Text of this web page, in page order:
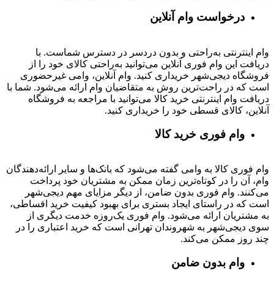
درخواست وام آنلاین
وام اینترنتی به‌راحتی و بدون دردسر در دسترس شماست. با
دریافت این وام فوری آنلاین می‌توانید به‌راحتی کالای خود را از
فروشگاه دیجی‌شهر خریداری کنید. وام آنلاین، وامی غیرحضوری
است که در راحت‌ترین روش به متقاضیان وام ارائه می‌شود. شما با
دریافت وام اینترنتی خرید کالا می‌توانید با مراجعه به فروشگاه
آنلاین، کالای قسطی خود را خریداری کنید.
وام فوری خرید کالا
وام فوری کالا به وامی گفته می‌شود که بانک‌ها و سایر ارائه‌دهندگان
وام، آن را در کوتاه‌ترین زمان ممکن به مشتریان خود پرداخت
می‌کنند. وام فوری بدون ضامن، از دیگر مزایای مهم دیجی‌شهر
است که در راستای ایجاد بستری برای بهبود کیفیت خرید اقساطی،
به مشتریان ارائه می‌شود. وام فوری یک‌روزه خدمت دیگری از
سوی دیجی‌شهر به شهروندان تهرانی است که خرید اعتباری را در
چند روز ممکن می‌کند.
وام بدون ضامن